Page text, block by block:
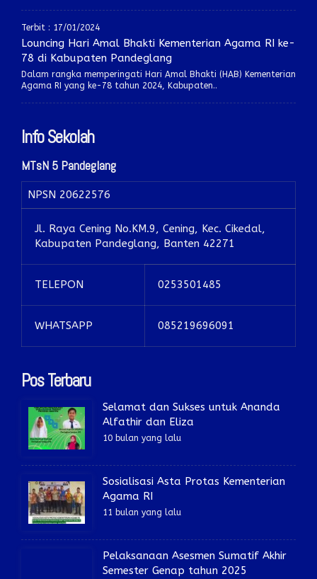
Terbit : 17/01/2024
Louncing Hari Amal Bhakti Kementerian Agama RI ke-
78 di Kabupaten Pandeglang
Dalam rangka memperingati Hari Amal Bhakti (HAB) Kementerian
Agama RI yang ke-78 tahun 2024, Kabupaten..
Info Sekolah
MTsN 5 Pandeglang
NPSN 20622576
Jl. Raya Cening No.KM.9, Cening, Kec. Cikedal,
Kabupaten Pandeglang, Banten 42271
TELEPON 0253501485
WHATSAPP 085219696091
Pos Terbaru
Selamat dan Sukses untuk Ananda
Alfathir dan Eliza
10 bulan yang lalu
Sosialisasi Asta Protas Kementerian
Agama RI
11 bulan yang lalu
Pelaksanaan Asesmen Sumatif Akhir
Semester Genap tahun 2025